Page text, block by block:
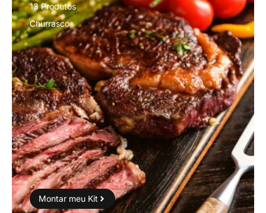
13 Produtos
Churrasco
Montar meu Kit